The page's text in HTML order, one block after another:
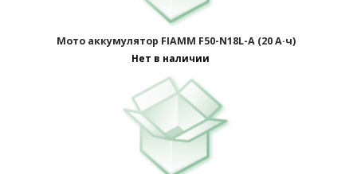
Мото аккумулятор FIAMM F50-N18L-A (20 А·ч)
Нет в наличии